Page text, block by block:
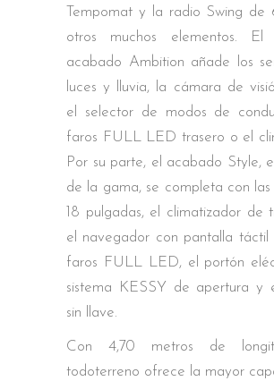
Tempomat y la radio Swing de
otros muchos elementos.
acabado Ambition añade los
luces y lluvia, la cámara de
el selector de modos de
faros FULL LED trasero o el
Por su parte, el acabado Style,
de la gama, se completa con las
18 pulgadas, el climatizador de
el navegador con pantalla táctil
faros FULL LED, el portón
sistema KESSY de apertura y
sin llave.
Con 4,70 metros de
todoterreno ofrece la mayor